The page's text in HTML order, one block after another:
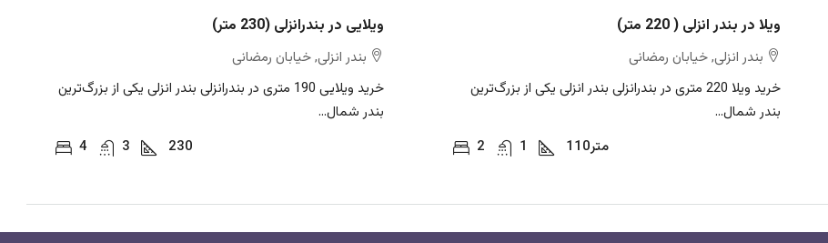
ویلا در بندر انزلی ( 220 متر)
بندر انزلی, خیابان رمضانی
خرید ویلا 220 متری در بندرانزلی بندر انزلی یکی از بزرگ‌ترین
بندر شمال...
2
1 110متر
ویلایی در بندرانزلی (230 متر)
بندر انزلی, خیابان رمضانی
خرید ویلایی 190 متری در بندرانزلی بندر انزلی یکی از بزرگ‌ترین
بندر شمال...
4
3 230